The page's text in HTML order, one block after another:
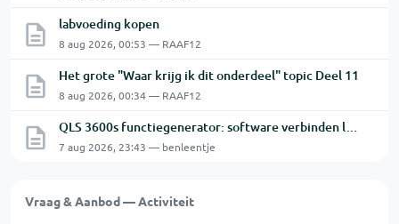
labvoeding kopen
8 aug 2026, 00:53 — RAAF12
Het grote "Waar krijg ik dit onderdeel" topic Deel 11
8 aug 2026, 00:34 — RAAF12
QLS 3600s functiegenerator: software verbinden lukt niet.
7 aug 2026, 23:43 — benleentje
Vraag & Aanbod — Activiteit